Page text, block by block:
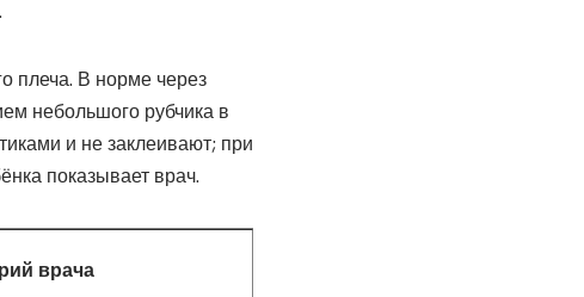
плеча. В норме через
небольшого рубчика в
и не заклеивают; при
показывает врач.
врача